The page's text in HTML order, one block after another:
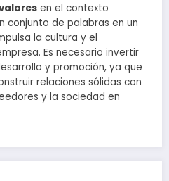
en el contexto
conjunto de palabras en un
la cultura y el
Es necesario invertir
y promoción, ya que
relaciones sólidas con
y la sociedad en